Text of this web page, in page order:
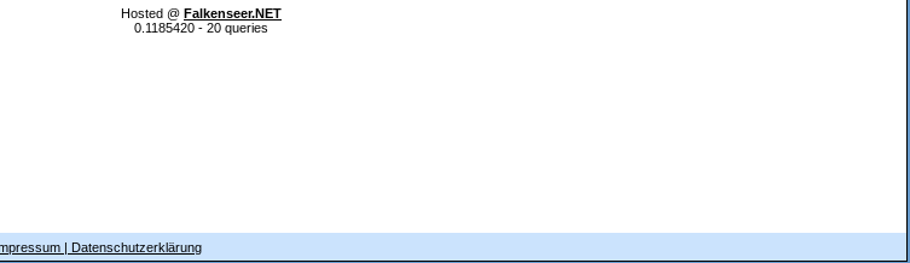
Hosted @ Falkenseer.NET
0.1185420 - 20 queries
| Datenschutzerklärung